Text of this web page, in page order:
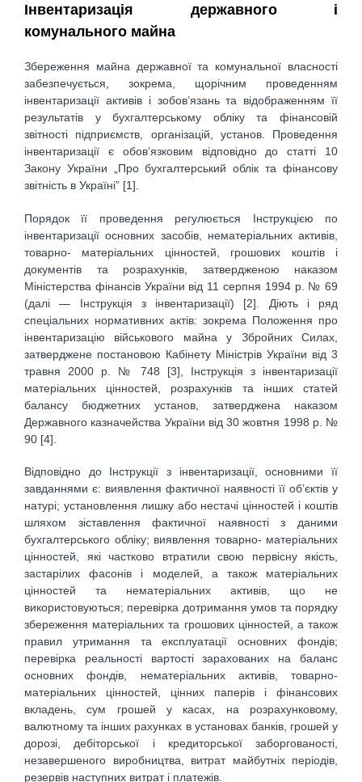
Інвентаризація державного і
комунального майна
Збереження майна державної та комунальної власності
забезпечується, зокрема, щорічним проведенням
інвентаризації активів і зобов’язань та відображенням її
результатів у бухгалтерському обліку та фінансовій
звітності підприємств, організацій, установ. Проведення
інвентаризації є обов’язковим відповідно до статті 10
Закону України „Про бухгалтерський облік та фінансову
звітність в Україні” [1].
Порядок її проведення регулюється Інструкцією по
інвентаризації основних засобів, нематеріальних активів,
товарно- матеріальних цінностей, грошових коштів і
документів та розрахунків, затвердженою наказом
Міністерства фінансів України від 11 серпня 1994 р. № 69
(далі — Інструкція з інвентаризації) [2]. Діють і ряд
спеціальних нормативних актів: зокрема Положення про
інвентаризацію військового майна у Збройних Силах,
затверджене постановою Кабінету Міністрів України від 3
травня 2000 р. № 748 [3], Інструкція з інвентаризації
матеріальних цінностей, розрахунків та інших статей
балансу бюджетних установ, затверджена наказом
Державного казначейства України від 30 жовтня 1998 р. №
90 [4].
Відповідно до Інструкції з інвентаризації, основними її
завданнями є: виявлення фактичної наявності її об’єктів у
натурі; установлення лишку або нестачі цінностей і коштів
шляхом зіставлення фактичної наявності з даними
бухгалтерського обліку; виявлення товарно- матеріальних
цінностей, які частково втратили свою первісну якість,
застарілих фасонів і моделей, а також матеріальних
цінностей та нематеріальних активів, що не
використовуються; перевірка дотримання умов та порядку
збереження матеріальних та грошових цінностей, а також
правил утримання та експлуатації основних фондів;
перевірка реальності вартості зарахованих на баланс
основних фондів, нематеріальних активів, товарно-
матеріальних цінностей, цінних паперів і фінансових
вкладень, сум грошей у касах, на розрахунковому,
валютному та інших рахунках в установах банків, грошей у
дорозі, дебіторської і кредиторської заборгованості,
незавершеного виробництва, витрат майбутніх періодів,
резервів наступних витрат і платежів.